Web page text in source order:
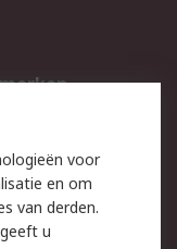
voor
en om
van derden.
u